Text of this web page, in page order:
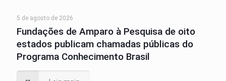
5 de agosto de 2026
Fundações de Amparo à Pesquisa de oito
estados publicam chamadas públicas do
Programa Conhecimento Brasil